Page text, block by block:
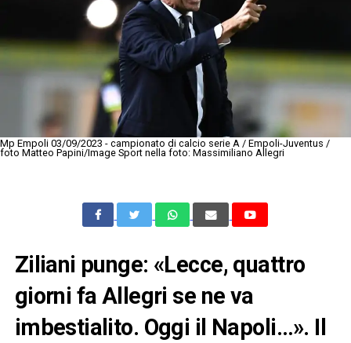
Mp Empoli 03/09/2023 - campionato di calcio serie A / Empoli-Juventus /
foto Matteo Papini/Image Sport nella foto: Massimiliano Allegri
Ziliani punge: «Lecce, quattro
giorni fa Allegri se ne va
imbestialito. Oggi il Napoli…». Il